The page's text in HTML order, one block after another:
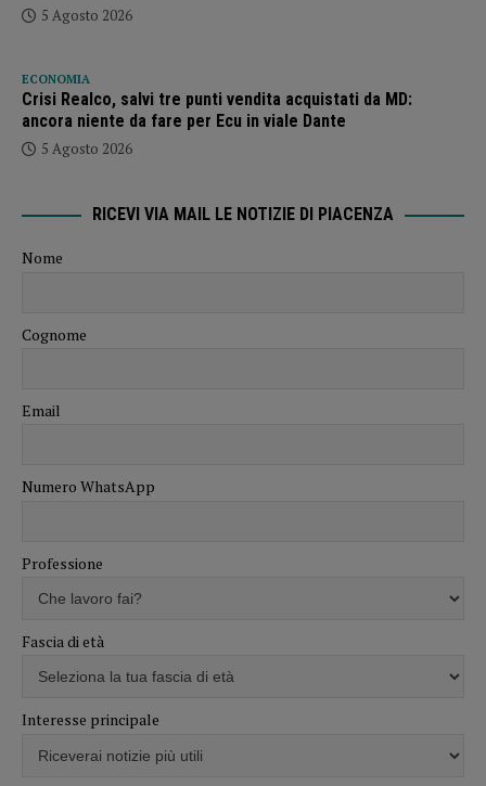
5 Agosto 2026
ECONOMIA
Crisi Realco, salvi tre punti vendita acquistati da MD:
ancora niente da fare per Ecu in viale Dante
5 Agosto 2026
RICEVI VIA MAIL LE NOTIZIE DI PIACENZA
Nome
Cognome
Email
Numero WhatsApp
Professione
Fascia di età
Interesse principale